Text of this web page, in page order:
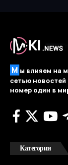
М ы влияем на
сетью новостей
номер один в
Категории